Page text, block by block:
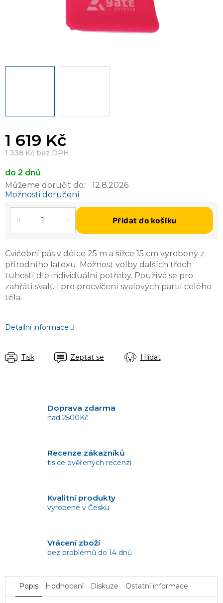
1 619 Kč
1 338 Kč bez DPH
do 2 dnů
Můžeme doručit do:
12.8.2026
Možnosti doručení
Přidat do košíku
Cvičební pás v délce 25 m a šířce 15 cm vyrobený z
přírodního latexu. Možnost volby dalších třech
tuhostí dle individuální potřeby. Používá se pro
zahřátí svalů i pro procvičení svalových partií celého
těla.
Detailní informace
Tisk Zeptat se Hlídat
Doprava zdarma
nad 2500Kč
Recenze zákazníků
tisíce ověřených recenzí
Kvalitní produkty
vyrobené v Česku
Vrácení zboží
bez problémů do 14 dnů
Popis Hodnocení Diskuze Ostatní informace